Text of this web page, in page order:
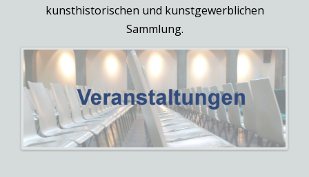
kunsthistorischen und kunstgewerblichen
Sammlung.